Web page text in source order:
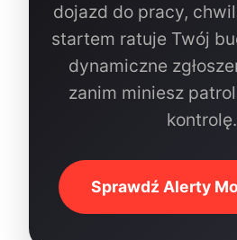
dojazd do pracy,
startem ratuje Twój
dynamiczne
zanim miniesz
kontrolę.
Sprawdź Alerty